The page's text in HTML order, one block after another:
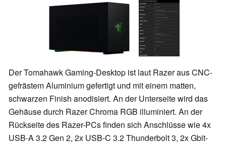
Der Tomahawk Gaming-Desktop ist laut Razer aus CNC-
gefrästem Aluminium gefertigt und mit einem matten,
schwarzen Finish anodisiert. An der Unterseite wird das
Gehäuse durch Razer Chroma RGB illuminiert. An der
Rückseite des Razer-PCs finden sich Anschlüsse wie 4x
USB-A 3.2 Gen 2, 2x USB-C 3.2 Thunderbolt 3, 2x Gbit-